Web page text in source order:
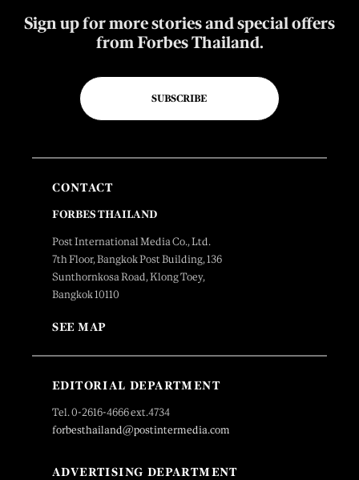
Sign up for more stories and special offers
from Forbes Thailand.
SUBSCRIBE
CONTACT
FORBES THAILAND
Post International Media Co., Ltd.
7th Floor, Bangkok Post Building, 136
Sunthornkosa Road, Klong Toey,
Bangkok 10110
SEE MAP
EDITORIAL DEPARTMENT
Tel. 0-2616-4666 ext.4734
forbesthailand@postintermedia.com
ADVERTISING DEPARTMENT